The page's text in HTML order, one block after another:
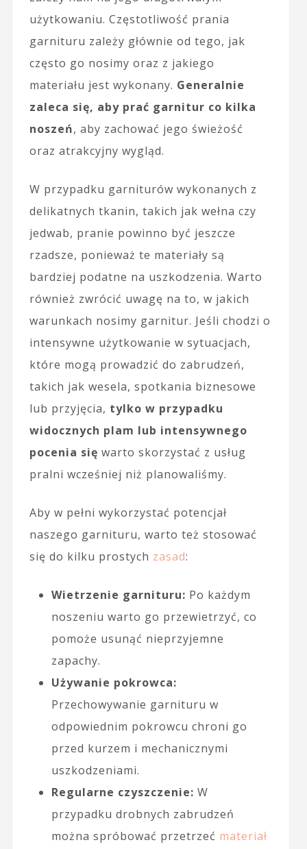
użytkowaniu. Częstotliwość prania
garnituru zależy głównie od tego, jak
często go nosimy oraz z jakiego
materiału jest wykonany. Generalnie
zaleca się, aby prać garnitur co kilka
noszeń, aby zachować jego świeżość
oraz atrakcyjny wygląd.
W przypadku garniturów wykonanych z
delikatnych tkanin, takich jak wełna czy
jedwab, pranie powinno być jeszcze
rzadsze, ponieważ te materiały są
bardziej podatne na uszkodzenia. Warto
również zwrócić uwagę na to, w jakich
warunkach nosimy garnitur. Jeśli chodzi o
intensywne użytkowanie w sytuacjach,
które mogą prowadzić do zabrudzeń,
takich jak wesela, spotkania biznesowe
lub przyjęcia, tylko w przypadku
widocznych plam lub intensywnego
pocenia się warto skorzystać z usług
pralni wcześniej niż planowaliśmy.
Aby w pełni wykorzystać potencjał
naszego garnituru, warto też stosować
się do kilku prostych zasad:
Wietrzenie garnituru: Po każdym
noszeniu warto go przewietrzyć, co
pomoże usunąć nieprzyjemne
zapachy.
Używanie pokrowca:
Przechowywanie garnituru w
odpowiednim pokrowcu chroni go
przed kurzem i mechanicznymi
uszkodzeniami.
Regularne czyszczenie: W
przypadku drobnych zabrudzeń
można spróbować przetrzeć materiał